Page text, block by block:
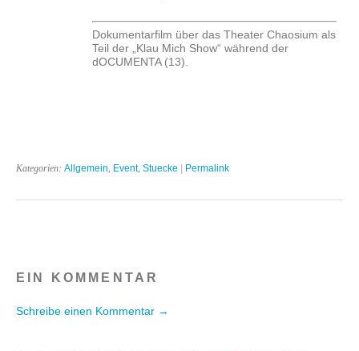
Dokumentarfilm über das Theater Chaosium als
Teil der „Klau Mich Show“ während der
dOCUMENTA (13).
Kategorien: Allgemein, Event, Stuecke Permalink
EIN KOMMENTAR
Schreibe einen Kommentar →